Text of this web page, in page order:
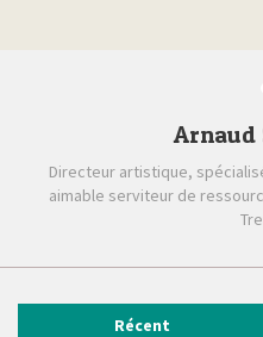
Arnaud
Directeur artistique,
aimable serviteur de
Récent